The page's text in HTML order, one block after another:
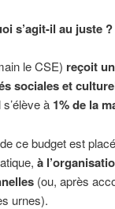
s’agit-il au juste
le CSE) reçoit
sociales et
à 1% de la
de ce budget est
à
(ou, après
urnes).